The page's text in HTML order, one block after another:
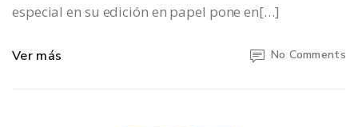
especial en su edición en papel pone en[…]
Ver más No Comments